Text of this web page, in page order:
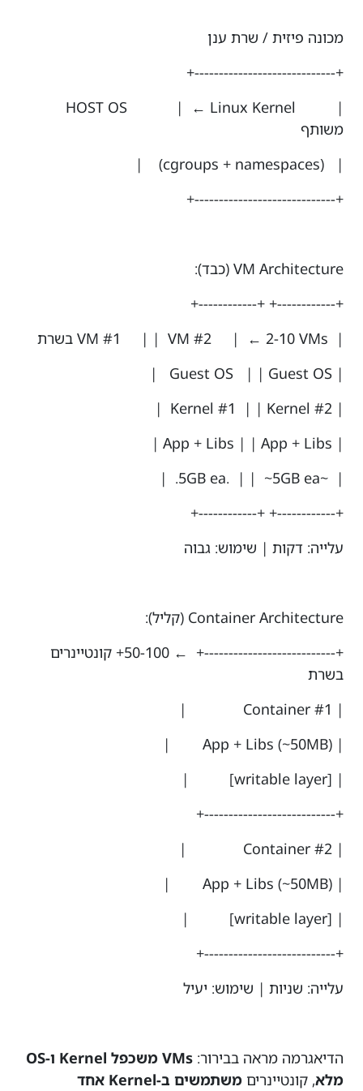
מכונה פיזית / שרת ענן
+-----------------------------+
| HOST OS | ← Linux Kernel
משותף
| (cgroups + namespaces) |
+-----------------------------+
VM Architecture (כבד):
+------------+ +------------+
| VM #1 | | VM #2 | ← 2-10 VMs בשרת
| Guest OS | | Guest OS |
| Kernel #1 | | Kernel #2 |
| App + Libs | | App + Libs |
| ~5GB ea. | | ~5GB ea. |
+------------+ +------------+
עלייה: דקות | שימוש: גבוה
Container Architecture (קליל):
+---------------------------+ ← 50-100+ קונטיינרים
בשרת
| Container #1 |
| App + Libs (~50MB) |
| [writable layer] |
+---------------------------+
| Container #2 |
| App + Libs (~50MB) |
| [writable layer] |
+---------------------------+
עלייה: שניות | שימוש: יעיל
הדיאגרמה מראה בבירור:
VMs משכפל Kernel ו-OS
מלא, קונטיינרים
משתמשים ב-Kernel אחד